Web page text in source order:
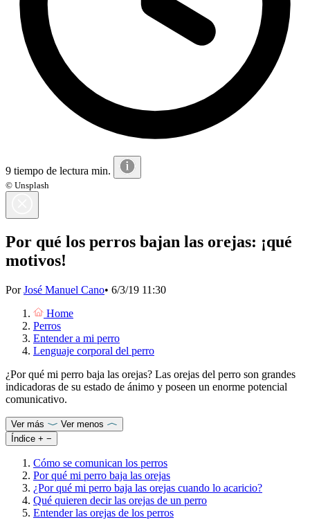
9 tiempo de lectura min.
© Unsplash
Por qué los perros bajan las orejas: ¡qué
motivos!
PorJosé Manuel Cano• 6/3/19 11:30
Home
Perros
Entender a mi perro
Lenguaje corporal del perro
¿Por qué mi perro baja las orejas? Las orejas del perro son grandes
indicadoras de su estado de ánimo y poseen un enorme potencial
comunicativo.
Ver más
Ver menos
Índice + −
Cómo se comunican los perros
Por qué mi perro baja las orejas
¿Por qué mi perro baja las orejas cuando lo acaricio?
Qué quieren decir las orejas de un perro
Entender las orejas de los perros